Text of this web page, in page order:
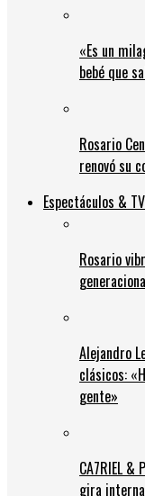
«Es un
bebé que
Rosario
renovó su
Espectáculos & TV
Rosario
Alejandro
clásicos:
gente»
CA7RIEL
gira